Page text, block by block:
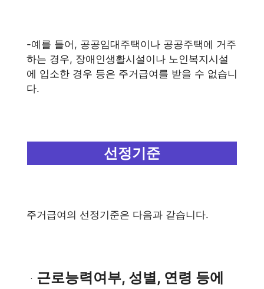
-예를 들어, 공공임대주택이나 공공주택에 거주
하는 경우, 장애인생활시설이나 노인복지시설
에 입소한 경우 등은 주거급여를 받을 수 없습니
다.
선정기준
주거급여의 선정기준은 다음과 같습니다.
ㆍ 근로능력여부, 성별, 연령 등에